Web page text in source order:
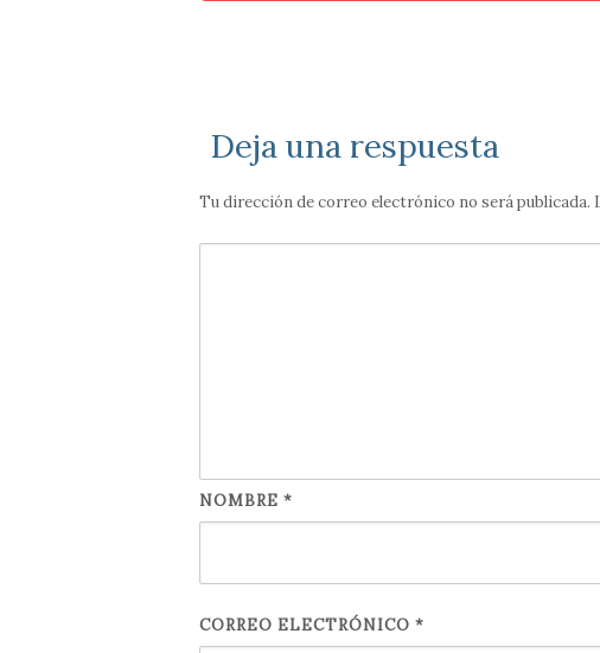
Deja una respuesta
Tu dirección de correo electrónico no será publicada.
NOMBRE *
CORREO ELECTRÓNICO *